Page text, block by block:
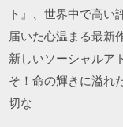
ト』、世界中で高い
届いた心温まる最新
新しいソーシャルア
そ！命の輝きに溢れ
切な